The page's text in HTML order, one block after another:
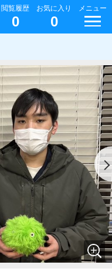
閲覧履歴
0
お気に入り
0
メニュー